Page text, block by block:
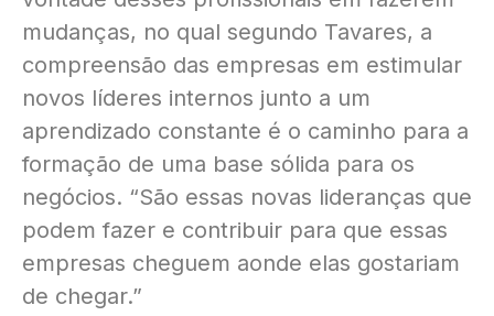
mudanças, no qual segundo Tavares, a
compreensão das empresas em estimular
novos líderes internos junto a um
aprendizado constante é o caminho para a
formação de uma base sólida para os
negócios. “São essas novas lideranças que
podem fazer e contribuir para que essas
empresas cheguem aonde elas gostariam
de chegar.”